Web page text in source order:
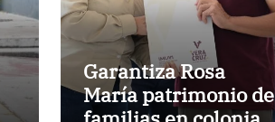
Garantiza Rosa
María patrimonio de